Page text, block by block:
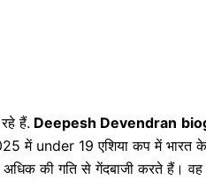
हैं. Deepesh Devendran
में under 19 एशिया कप में भारत
अधिक की गति से गेंदबाजी करते हैं।